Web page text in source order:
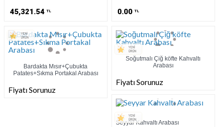
45,321.54 TL 0.00 TL
Bardakta Mısır+Çubukta
Patates+Sıkma Portakal Arabası
Fiyatı Sorunuz
Soğutmalı Çiğ köfte Kahvaltı
Arabası
Fiyatı Sorunuz
Seyyar Kahvaltı Arabası